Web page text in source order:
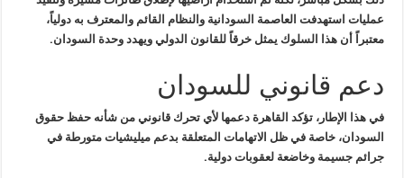
عمليات استهدفت العاصمة السودانية والنظام القائم والمعترف به دولياً،
معتبراً أن هذا السلوك يمثل خرقاً للقانون الدولي ويهدد وحدة السودان.
دعم قانوني للسودان
في هذا الإطار، تؤكد القاهرة دعمها لأي تحرك قانوني من شأنه حفظ حقوق
السودان، خاصة في ظل الاتهامات المتعلقة بدعم ميليشيات متورطة في
جرائم جسيمة وخاضعة لعقوبات دولية.